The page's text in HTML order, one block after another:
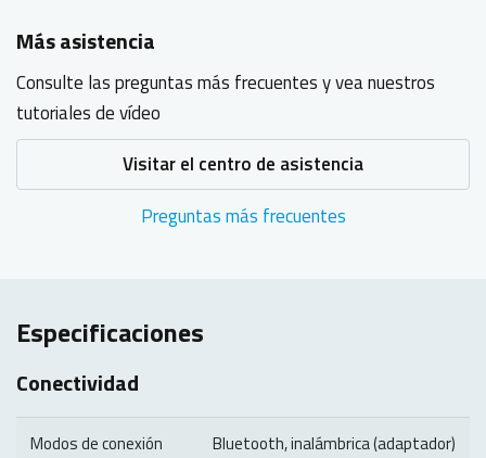
Más asistencia
Consulte las preguntas más frecuentes y vea nuestros
tutoriales de vídeo
Visitar el centro de asistencia
Preguntas más frecuentes
Especificaciones
Conectividad
Modos de conexión Bluetooth, inalámbrica (adaptador)